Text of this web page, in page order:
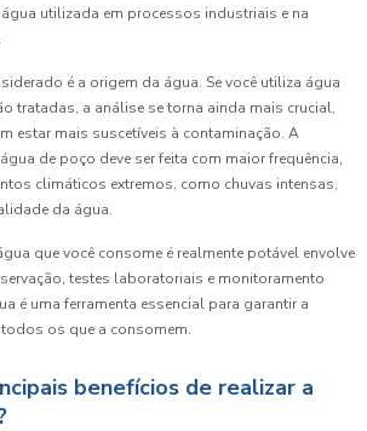
utilizada em processos industriais e na
é a origem da água. Se você utiliza água
tratadas, a análise se torna ainda mais crucial,
estar mais suscetíveis à contaminação. A
de poço deve ser feita com maior frequência,
climáticos extremos, como chuvas intensas,
da água.
que você consome é realmente potável envolve
testes laboratoriais e monitoramento
é uma ferramenta essencial para garantir a
os que a consomem.
benefícios de realizar a